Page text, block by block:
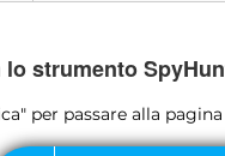
strumento
per passare alla